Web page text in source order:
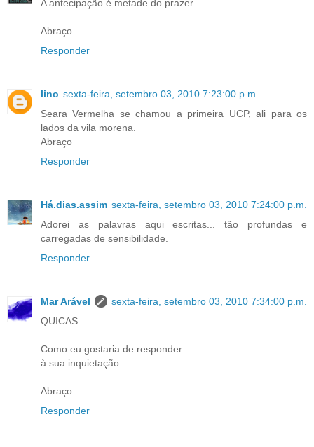
A antecipação é metade do prazer...
Abraço.
Responder
lino sexta-feira, setembro 03, 2010 7:23:00 p.m.
Seara Vermelha se chamou a primeira UCP, ali para os
lados da vila morena.
Abraço
Responder
Há.dias.assim sexta-feira, setembro 03, 2010 7:24:00 p.m.
Adorei as palavras aqui escritas... tão profundas e
carregadas de sensibilidade.
Responder
Mar Arável
sexta-feira, setembro 03, 2010 7:34:00 p.m.
QUICAS
Como eu gostaria de responder
à sua inquietação
Abraço
Responder